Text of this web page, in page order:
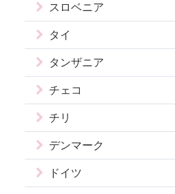
スロベニア
タイ
タンザニア
チェコ
チリ
デンマーク
ドイツ